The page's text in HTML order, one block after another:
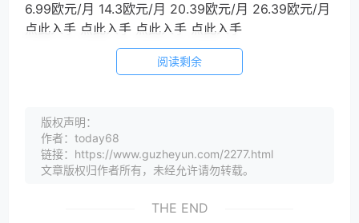
6.99欧元/月 14.3欧元/月 20.39欧元/月 26.39欧元/月
点此入手 点此入手 点此入手 点此入手
阅读剩余
版权声明：
作者：today68
链接：https://www.guzheyun.com/2277.html
文章版权归作者所有，未经允许请勿转载。
THE END